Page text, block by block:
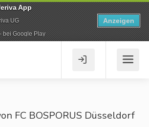
FC BOSPORUS Düsseldorf
App
UG
bei Google Play
Anzeigen